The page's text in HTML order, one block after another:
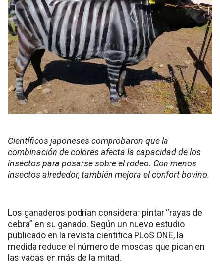
Científicos japoneses comprobaron que la
combinación de colores afecta la capacidad de los
insectos para posarse sobre el rodeo. Con menos
insectos alrededor, también mejora el confort bovino.
Los ganaderos podrían considerar pintar “rayas de
cebra” en su ganado. Según un nuevo estudio
publicado en la revista científica PLoS ONE, la
medida reduce el número de moscas que pican en
las vacas en más de la mitad.